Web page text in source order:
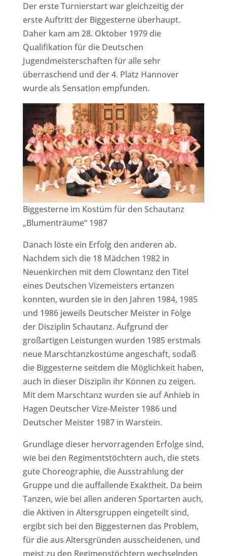
Der erste Turnierstart war gleichzeitig der
erste Auftritt der Biggesterne überhaupt.
Daher kam am 28. Oktober 1979 die
Qualifikation für die Deutschen
Jugendmeisterschaften für alle sehr
überraschend und der 4. Platz Hannover
wurde als Sensation empfunden.
Biggesterne im Kostüm für den Schautanz
„Blumenträume“ 1987
Danach löste ein Erfolg den anderen ab.
Nachdem sich die 18 Mädchen 1982 in
Neuenkirchen mit dem Clowntanz den Titel
eines Deutschen Vizemeisters ertanzen
konnten, wurden sie in den Jahren 1984, 1985
und 1986 jeweils Deutscher Meister in Folge
der Disziplin Schautanz. Aufgrund der
großartigen Leistungen wurden 1985 erstmals
neue Marschtanzkostüme angeschaft, sodaß
die Biggesterne seitdem die Möglichkeit haben,
auch in dieser Disziplin ihr Können zu zeigen.
Mit dem Marschtanz wurden sie auf Anhieb in
Hagen Deutscher Vize-Meister 1986 und
Deutscher Meister 1987 in Warstein.
Grundlage dieser hervorragenden Erfolge sind,
wie bei den Regimentstöchtern auch, die stets
gute Choreographie, die Ausstrahlung der
Gruppe und die auffallende Exaktheit. Da beim
Tanzen, wie bei allen anderen Sportarten auch,
die Aktiven in Altersgruppen eingeteilt sind,
ergibt sich bei den Biggesternen das Problem,
für die aus Altersgründen ausscheidenen, und
meist zu den Regimenstöchtern wechselnden